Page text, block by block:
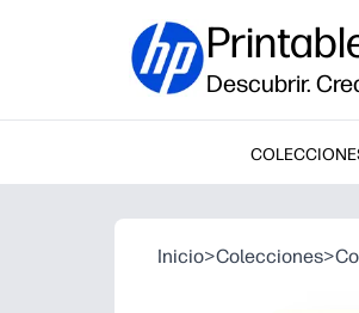
Descubrir.
Inicio>Colecciones>